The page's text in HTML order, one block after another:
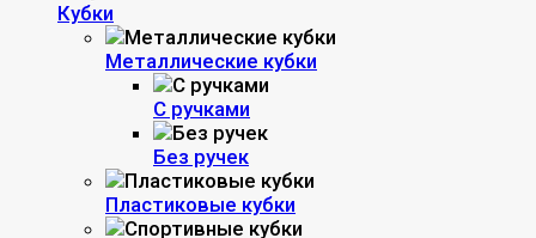
Кубки
Металлические кубки
С ручками
Без ручек
Пластиковые кубки